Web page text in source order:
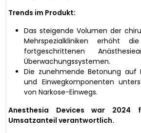
Trends im Produkt:
Das steigende Volumen der
Mehrspezialkliniken erhöht
fortgeschrittenen
Überwachungssystemen.
Die zunehmende Betonung auf
und Einwegkomponenten
von Narkose-Einwegs.
Anesthesia Devices war 2024
Umsatzanteil verantwortlich.